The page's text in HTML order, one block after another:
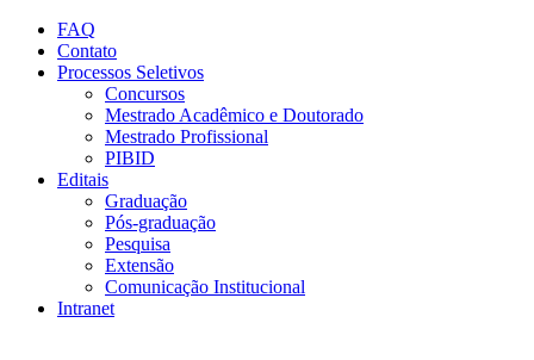
Conteúdo principal
FAQ
Contato
Processos Seletivos
Concursos
Mestrado Acadêmico e Doutorado
Mestrado Profissional
PIBID
Editais
Graduação
Pós-graduação
Pesquisa
Extensão
Comunicação Institucional
Intranet